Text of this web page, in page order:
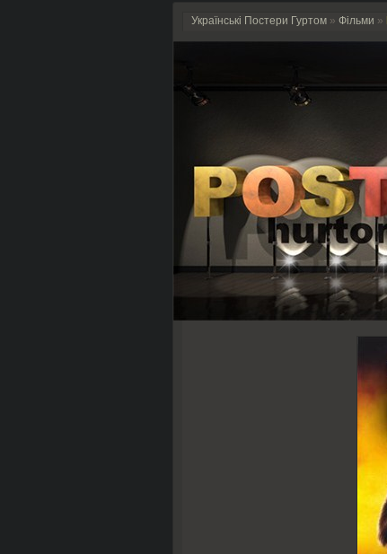
Українські Постери Гуртом » Фільми »